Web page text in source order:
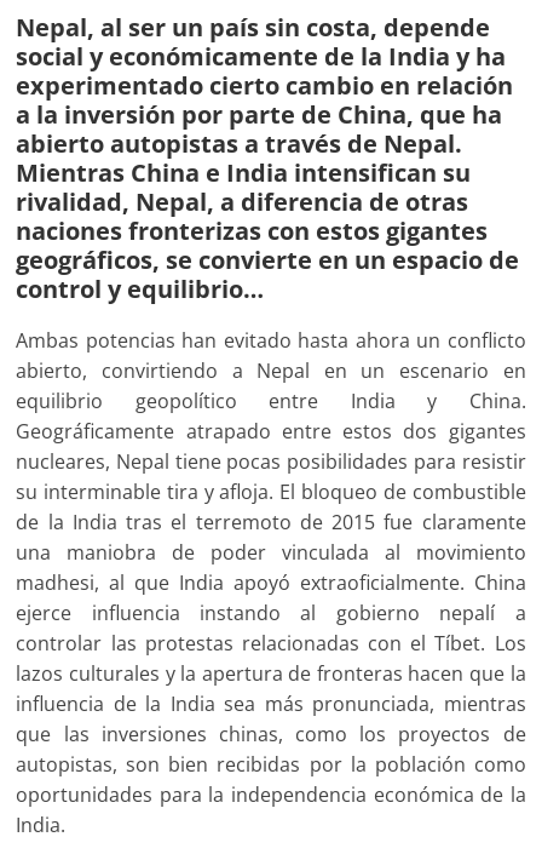
Nepal, al ser un país sin costa, depende
social y económicamente de la India y ha
experimentado cierto cambio en relación
a la inversión por parte de China, que ha
abierto autopistas a través de Nepal.
Mientras China e India intensifican su
rivalidad, Nepal, a diferencia de otras
naciones fronterizas con estos gigantes
geográficos, se convierte en un espacio de
control y equilibrio…
Ambas potencias han evitado hasta ahora un conflicto
abierto, convirtiendo a Nepal en un escenario en
equilibrio geopolítico entre India y China.
Geográficamente atrapado entre estos dos gigantes
nucleares, Nepal tiene pocas posibilidades para resistir
su interminable tira y afloja. El bloqueo de combustible
de la India tras el terremoto de 2015 fue claramente
una maniobra de poder vinculada al movimiento
madhesi, al que India apoyó extraoficialmente. China
ejerce influencia instando al gobierno nepalí a
controlar las protestas relacionadas con el Tíbet. Los
lazos culturales y la apertura de fronteras hacen que la
influencia de la India sea más pronunciada, mientras
que las inversiones chinas, como los proyectos de
autopistas, son bien recibidas por la población como
oportunidades para la independencia económica de la
India.